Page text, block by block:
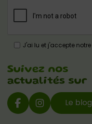
J'ai lu et j'accepte notre
Suivez nos
actualités sur
Le blog